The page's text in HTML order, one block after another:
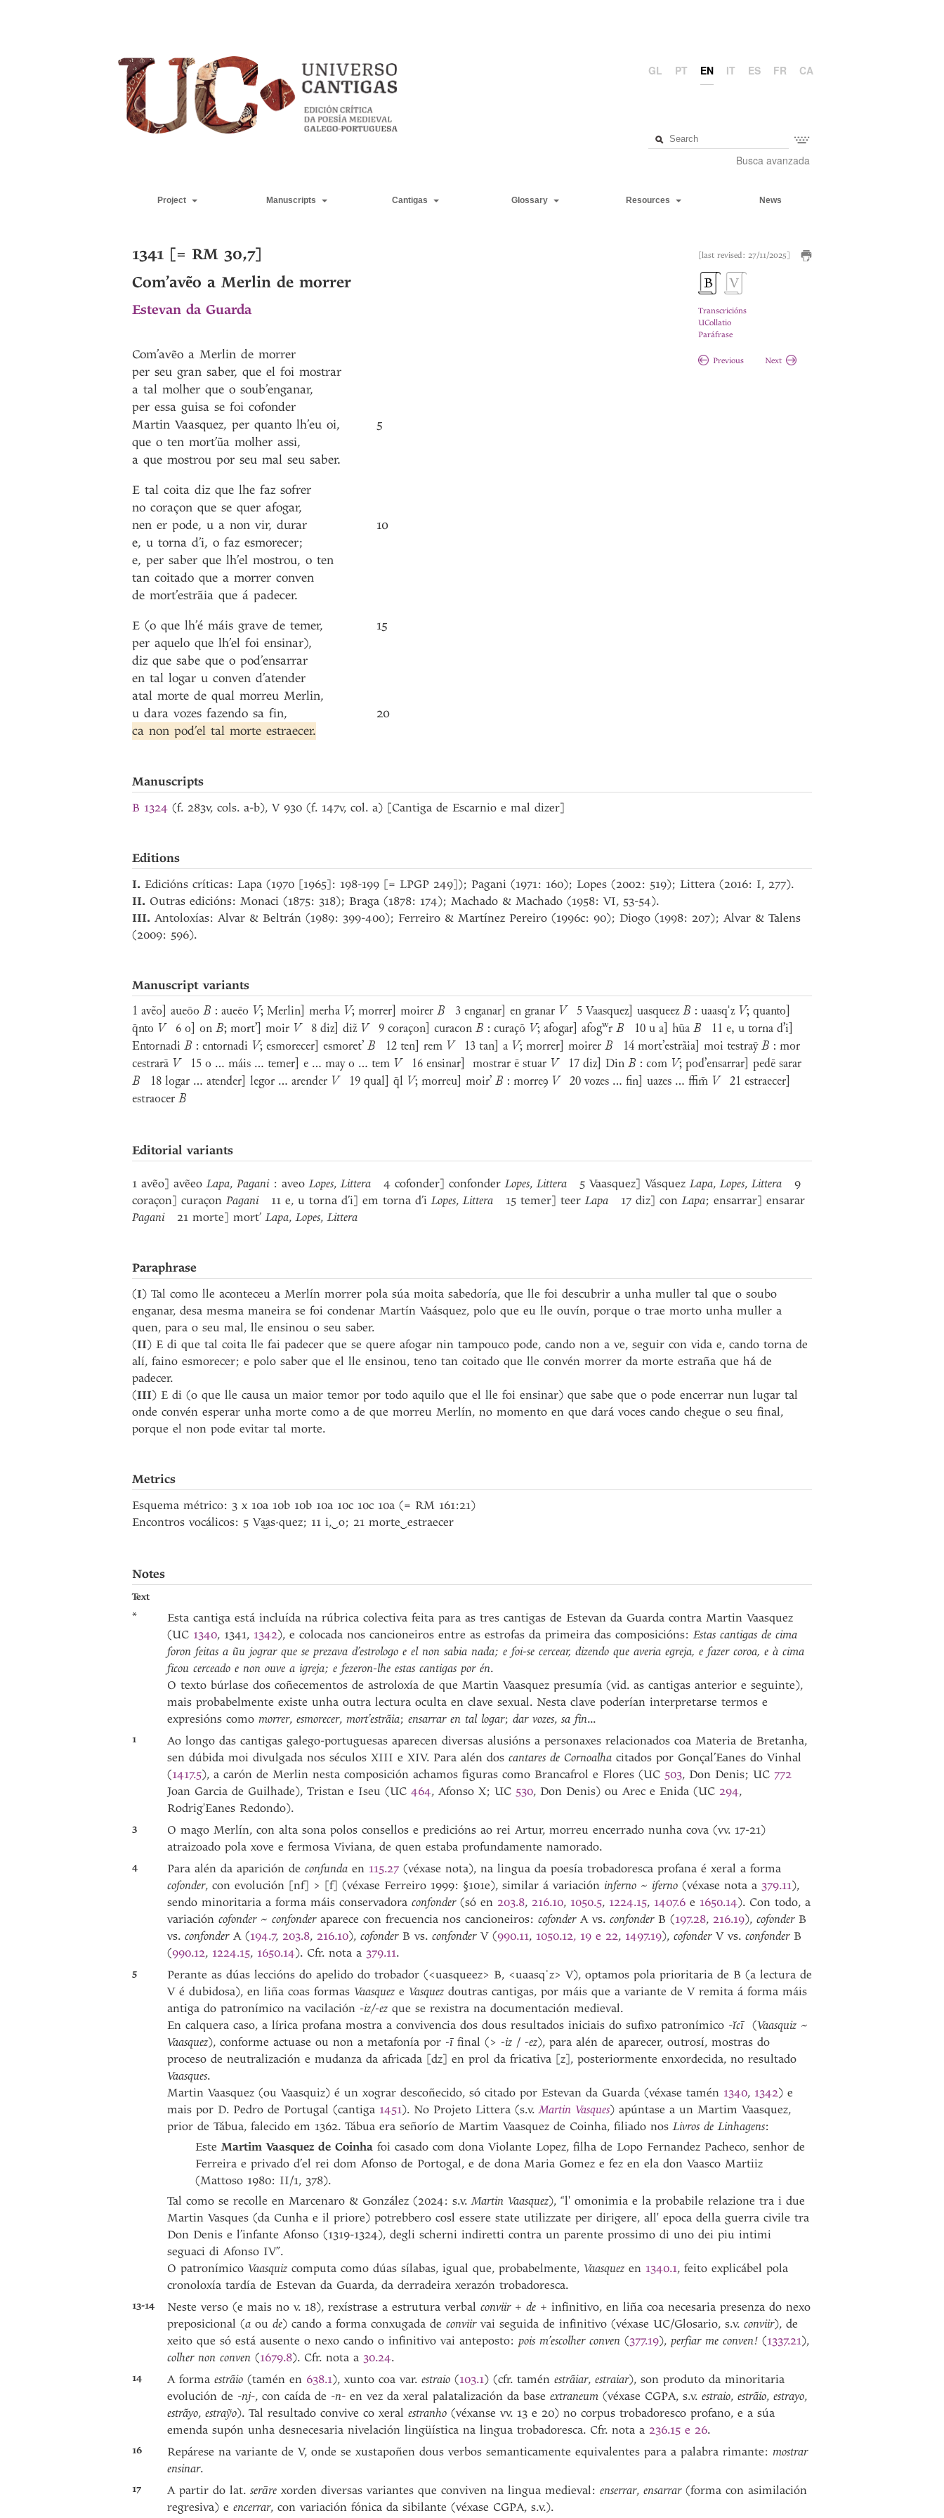
GL PT EN IT ES FR CA
Busca avanzada
Project Manuscripts Cantigas Glossary Resources News
[last revised: 27/11/2025]
Transcricións
UCollatio
Paráfrase
Previous Next
1341 [= RM 30,7]
Com’avẽo a Merlin de morrer
Estevan da Guarda
Com’avẽo a Merlin de morrer
per seu gran saber, que el foi mostrar
a tal molher que o soub’enganar,
per essa guisa se foi cofonder
Martin Vaasquez, per quanto lh’eu oi,
que o ten mort’ũa molher assi,
a que mostrou por seu mal seu saber.
E tal coita diz que lhe faz sofrer
no coraçon que se quer afogar,
nen er pode, u a non vir, durar
e, u torna d’i, o faz esmorecer;
e, per saber que lh’el mostrou, o ten
tan coitado que a morrer conven
de mort’estrãia que á padecer.
E (o que lh’é máis grave de temer,
per aquelo que lh’el foi ensinar),
diz que sabe que o pod’ensarrar
en tal logar u conven d’atender
atal morte de qual morreu Merlin,
u dara vozes fazendo sa fin,
ca non pod’el tal morte estraecer.
5
10
15
20
Manuscripts
B 1324 (f. 283v, cols. a-b), V 930 (f. 147v, col. a) [Cantiga de Escarnio e mal dizer]
Editions
I. Edicións críticas: Lapa (1970 [1965]: 198-199 [= LPGP 249]); Pagani (1971: 160); Lopes (2002: 519); Littera (2016: I, 277).
II. Outras edicións: Monaci (1875: 318); Braga (1878: 174); Machado & Machado (1958: VI, 53-54).
III. Antoloxías: Alvar & Beltrán (1989: 399-400); Ferreiro & Martínez Pereiro (1996c: 90); Diogo (1998: 207); Alvar & Talens
(2009: 596).
Manuscript variants
1 avẽo] aueōo B : aueēo V; Merlin] merha V; morrer] moirer B 3 enganar] en granar V 5 Vaasquez] uasqueez B : uaasqˈz V; quanto]
q̄nto V 6 o] on B; mort’] moir V 8 diz] diz̃ V 9 coraçon] curacon B : curaçō V; afogar] afogwr B 10 u a] hūa B 11 e, u torna d’i]
Entornadi B : entornadi V; esmorecer] esmoret’ B 12 ten] rem V 13 tan] a V; morrer] moirer B 14 mort’estrãia] moi testraȳ B : mor
cestrarā V 15 o ... máis ... temer] e ... may o ... tem V 16 ensinar] mostrar ē stuar V 17 diz] Din B : com V; pod’ensarrar] pedē sarar
B 18 logar ... atender] legor ... arender V 19 qual] q̄l V; morreu] moir’ B : morreꝯ V 20 vozes ... fin] uazes ... ffim̄ V 21 estraecer]
estraocer B
Editorial variants
1 avẽo] avẽeoLapa, Pagani: aveoLopes,Littera 4 cofonder] confonderLopes,Littera 5 Vaasquez] VásquezLapa,Lopes,Littera 9
coraçon] curaçon Pagani11 e, u torna d’i] em torna d’iLopes,Littera 15 temer] teerLapa 17 diz] conLapa; ensarrar] ensarar
Pagani21 morte] mort’Lapa,Lopes,Littera
Paraphrase
(I) Tal como lle aconteceu a Merlín morrer pola súa moita sabedoría, que lle foi descubrir a unha muller tal que o soubo
enganar, desa mesma maneira se foi condenar Martín Vaásquez, polo que eu lle ouvín, porque o trae morto unha muller a
quen, para o seu mal, lle ensinou o seu saber.
(II) E di que tal coita lle fai padecer que se quere afogar nin tampouco pode, cando non a ve, seguir con vida e, cando torna de
alí, faino esmorecer; e polo saber que el lle ensinou, teno tan coitado que lle convén morrer da morte estraña que há de
padecer.
(III) E di (o que lle causa un maior temor por todo aquilo que el lle foi ensinar) que sabe que o pode encerrar nun lugar tal
onde convén esperar unha morte como a de que morreu Merlín, no momento en que dará voces cando chegue o seu final,
porque el non pode evitar tal morte.
Metrics
Esquema métrico: 3 x 10a 10b 10b 10a 10c 10c 10a (= RM 161:21)
Encontros vocálicos: 5 Va͜as·quez; 11 i, o; 21 morte estraecer
Notes
Text
*
Esta cantiga está incluída na rúbrica colectiva feita para as tres cantigas de Estevan da Guarda contra Martin Vaasquez
(UC 1340, 1341, 1342), e colocada nos cancioneiros entre as estrofas da primeira das composicións:Estas cantigas de cima
foron feitas a ũu jograr que se prezava d’estrologo e el non sabia nada; e foi-se cercear, dizendo que averia egreja, e fazer coroa, e à cima
ficou cerceado e non ouve a igreja; e fezeron-lhe estas cantigas por én.
O texto búrlase dos coñecementos de astroloxía de que Martin Vaasquez presumía (vid. as cantigas anterior e seguinte),
mais probabelmente existe unha outra lectura oculta en clave sexual. Nesta clave poderían interpretarse termos e
expresións como morrer, esmorecer, mort’estrãia; ensarrar en tal logar; dar vozes, sa fin...
1
Ao longo das cantigas galego-portuguesas aparecen diversas alusións a personaxes relacionados coa Materia de Bretanha,
sen dúbida moi divulgada nos séculos XIII e XIV. Para alén dos cantares de Cornoalha citados por Gonçal’Eanes do Vinhal
(1417.5), a carón de Merlin nesta composición achamos figuras como Brancafrol e Flores (UC 503, Don Denis; UC 772
Joan Garcia de Guilhade), Tristan e Iseu (UC 464, Afonso X; UC 530, Don Denis) ou Arec e Enida (UC 294,
Rodrig'Eanes Redondo).
3
O mago Merlín, con alta sona polos consellos e predicións ao rei Artur, morreu encerrado nunha cova (vv. 17-21)
atraizoado pola xove e fermosa Viviana, de quen estaba profundamente namorado.
4 Para alén da aparición de confunda en 115.27 (véxase nota), na lingua da poesía trobadoresca profana é xeral a forma
cofonder, con evolución [nf] > [f] (véxase Ferreiro 1999: §101e), similar á variación inferno ~ iferno (véxase nota a 379.11),
sendo minoritaria a forma máis conservadora confonder (só en 203.8, 216.10, 1050.5, 1224.15, 1407.6 e 1650.14). Con todo, a
variación cofonder ~ confonder aparece con frecuencia nos cancioneiros: cofonder A vs. confonder B (197.28, 216.19), cofonder B
vs. confonder A (194.7, 203.8, 216.10), cofonder B vs. confonder V (990.11, 1050.12, 19 e 22, 1497.19), cofonder V vs. confonder B
(990.12, 1224.15, 1650.14). Cfr. nota a 379.11.
5
Perante as dúas leccións do apelido do trobador (<uasqueez> B, <uaasqˈz> V), optamos pola prioritaria de B (a lectura de
V é dubidosa), en liña coas formas Vaasquez e Vasquez doutras cantigas, por máis que a variante de V remita á forma máis
antiga do patronímico na vacilación -iz/-ez que se rexistra na documentación medieval.
En calquera caso, a lírica profana mostra a convivencia dos dous resultados iniciais do sufixo patronímico -ĭcī (Vaasquiz ~
Vaasquez), conforme actuase ou non a metafonía por -īfinal (> -iz / -ez), para alén de aparecer, outrosí, mostras do
proceso de neutralización e mudanza da africada [dz] en prol da fricativa [z], posteriormente enxordecida, no resultado
Vaasques.
Martin Vaasquez (ou Vaasquiz) é un xograr descoñecido, só citado por Estevan da Guarda (véxase tamén 1340, 1342) e
mais por D. Pedro de Portugal (cantiga 1451). No Projeto Littera (s.v.Martin Vasques) apúntase a un Martim Vaasquez,
prior de Tábua, falecido em 1362. Tábua era señorío de Martim Vaasquez de Coinha, filiado nosLivros de Linhagens:
Este Martim Vaasquez de Coinha foi casado com dona Violante Lopez, filha de Lopo Fernandez Pacheco, senhor de
Ferreira e privado d’el rei dom Afonso de Portogal, e de dona Maria Gomez e fez en ela don Vaasco Martiiz
(Mattoso 1980: II/1, 378).
Tal como se recolle en Marcenaro & González (2024: s.v.Martin Vaasquez), “l' omonimia e la probabile relazione tra i due
Martin Vasques (da Cunha e il priore) potrebbero cosl essere state utilizzate per dirigere, all' epoca della guerra civile tra
Don Denis e l’infante Afonso (1319-1324), degli scherni indiretti contra un parente prossimo di uno dei piu intimi
seguaci di Afonso IV”.
O patronímico Vaasquiz computa como dúas sílabas, igual que, probabelmente, Vaasquez en 1340.1, feito explicábel pola
cronoloxía tardía de Estevan da Guarda, da derradeira xerazón trobadoresca.
13-14 Neste verso (e mais no v. 18), rexístrase a estrutura verbal conviir + de + infinitivo, en liña coa necesaria presenza do nexo
preposicional (a ou de) cando a forma conxugada de conviirvai seguida de infinitivo (véxase UC/Glosario, s.v. conviir), de
xeito que só está ausente o nexo cando o infinitivo vai anteposto: pois m’escolher conven (377.19), perfiar me conven! (1337.21),
colher non conven (1679.8). Cfr. nota a 30.24.
14 A forma estrãio (tamén en 638.1), xunto coa var. estraio (103.1) (cfr. tamén estrãiar, estraiar), son produto da minoritaria
evolución de -nj-, con caída de -n- en vez da xeral palatalización da base extraneum (véxase CGPA, s.v. estraio, estrãio, estrayo,
estrãyo, estraỹo). Tal resultado convive co xeral estranho (véxanse vv. 13 e 20) no corpus trobadoresco profano, e a súa
emenda supón unha desnecesaria nivelación lingüística na lingua trobadoresca. Cfr. nota a 236.15 e 26.
16 Repárese na variante de V, onde se xustapoñen dous verbos semanticamente equivalentes para a palabra rimante: mostrar
ensinar.
17 A partir do lat. serāre xorden diversas variantes que conviven na lingua medieval: enserrar, ensarrar (forma con asimilación
regresiva) e encerrar, con variación fónica da sibilante (véxase CGPA, s.v.).